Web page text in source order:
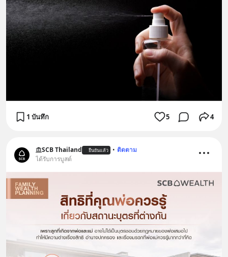
1 บันทึก 5 4
SCB Thailand ยืนยันแล้ว • ติดตาม
ได้รับการบูสต์